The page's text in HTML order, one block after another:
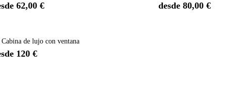
62,00 € desde 80,00 €
de lujo con ventana
120 €